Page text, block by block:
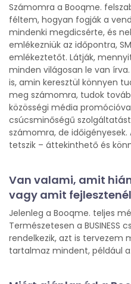
Számomra a Booqme.
féltem, hogyan fogják a
mindenki megdicsérte, és
emlékezniük az időpontra,
emlékeztetőt. Látják,
minden világosan le van
is, amin keresztül könnyen
meg számomra, tudok
közösségi média
csúcsminőségű
számomra, de
tetszik – áttekinthető és
Van valami, amit
vagy amit
Jelenleg a Booqme. teljes
Természetesen a
rendelkezik, azt is tervezem
tartalmaz mindent, például